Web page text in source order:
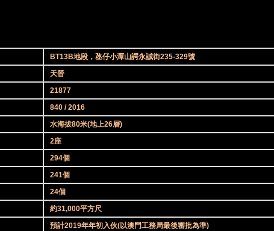
BT13B地段，氹仔小潭山諤永誠街235-329號
天晉
21877
840 / 2016
水海拔80米(地上26層)
2座
294個
241個
24個
約31,000平方尺
預計2019年年初入伙(以澳門工務局最後審批為準)